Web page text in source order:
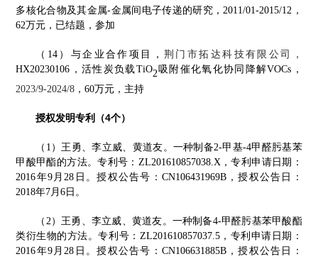
多核化合物及其金属-金属间电子传递的研究， 2011/01-2015/12 ，
62万元，已结题，参加
（ 14） 与企业合作项目，荆门市拓达科技有限公司
，
HX20230106 ，活性炭负载 TiO2吸附催化氧化协同降解VOCs ，
2023/9-2024/8 ，60万元， 主持
授权发明专利（4个）
（ 1 ） 王勇、李立威、黄道友。一种制备2-甲基-4甲醛肟基苯
甲酸甲酯的方法。专利号： ZL201610857038.X，专利申请日期：
2016年9月 28 日。授权公告号： CN106431969B，授权公告日：
2018年7 月6 日。
（ 2 ） 王勇、 李立威、黄道友。 一种制备4-甲醛肟基苯甲酸酯
类衍生物的方法。专利号： ZL201610857037.5，专利申请日期：
2016年9月 28 日。授权公告号： CN106631885B，授权公告日：